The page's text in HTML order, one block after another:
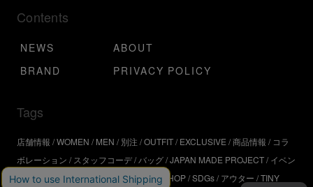
Contents
NEWS
ABOUT
BRAND
PRIVACY POLICY
Tags
店舗情報 WOMEN MEN 別注 OUTFIT EXCLUSIVE 商品情報
コラ
ボレーション
スタッフコーデ バッグ JAPAN MADE PROJECT イベン
ト アウトドア インタビュー WORKSHOP SDGs アウター TINY